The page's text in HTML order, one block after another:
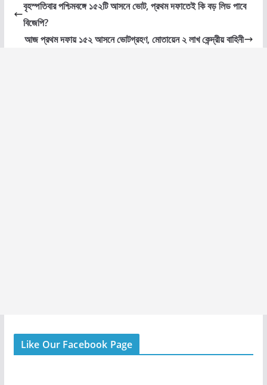
বৃহস্পতিবার পশ্চিমবঙ্গে ১৫২টি আসনে ভোট, প্রথম দফাতেই কি বড় লিড পাবে
বিজেপি?
আজ প্রথম দফায় ১৫২ আসনে ভোটগ্রহণ, মোতায়েন ২ লাখ কেন্দ্রীয় বাহিনী
Like Our Facebook Page